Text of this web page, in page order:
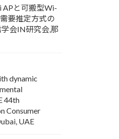
と可搬型Wi-
要推定方式の
会IN研究会,那
dynamic
44th
Consumer
UAE